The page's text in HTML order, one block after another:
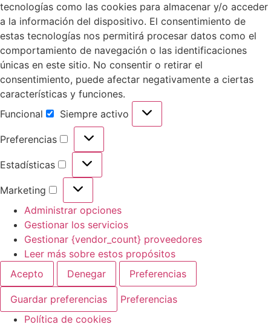
tecnologías como las cookies para almacenar y/o acceder
a la información del dispositivo. El consentimiento de
estas tecnologías nos permitirá procesar datos como el
comportamiento de navegación o las identificaciones
únicas en este sitio. No consentir o retirar el
consentimiento, puede afectar negativamente a ciertas
características y funciones.
Funcional
Funcional
Siempre activo
Preferencias
Preferencias
Estadísticas
Estadísticas
Marketing
Marketing
Administrar opciones
Gestionar los servicios
Gestionar {vendor_count} proveedores
Leer más sobre estos propósitos
Acepto
Denegar Preferencias
Guardar preferencias
Preferencias
Política de cookies